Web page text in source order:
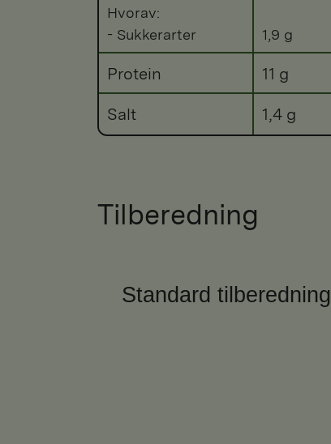
Hvorav:
- Sukkerarter
1,9 g
Protein 11 g
Salt 1,4 g
Tilberedning
Standard tilberedning